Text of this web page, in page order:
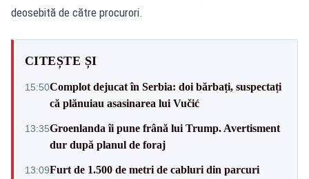
deosebită de către procurori.
CITEȘTE ȘI
15:50Complot dejucat în Serbia: doi bărbați, suspectați
că plănuiau asasinarea lui Vučić
13:35Groenlanda îi pune frână lui Trump. Avertisment
dur după planul de foraj
13:09Furt de 1.500 de metri de cabluri din parcuri